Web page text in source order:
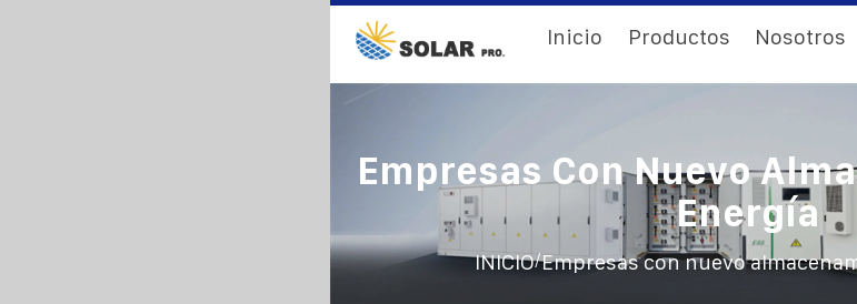
Inicio Productos Nosotros
Empresas Con Nuevo
Energía
INICIO/Empresas con nuevo